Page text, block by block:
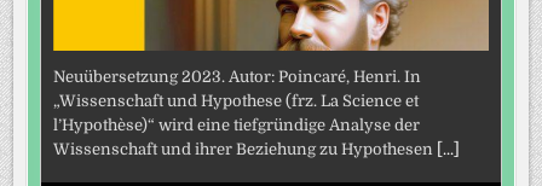
Neuübersetzung 2023. Autor: Poincaré, Henri. In
„Wissenschaft und Hypothese (frz. La Science et
l’Hypothèse)“ wird eine tiefgründige Analyse der
Wissenschaft und ihrer Beziehung zu Hypothesen [...]